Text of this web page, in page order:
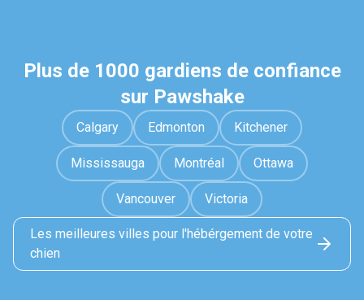
Plus de 1000 gardiens de confiance
sur Pawshake
Calgary Edmonton Kitchener
Mississauga Montréal Ottawa
Vancouver Victoria
Les meilleures villes pour l'hébérgement de votre
chien